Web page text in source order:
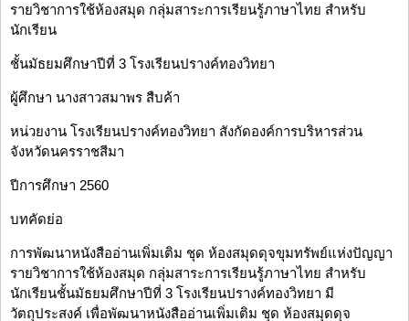
รายวิชาการใช้ห้องสมุด กลุ่มสาระการเรียนรู้ภาษาไทย สำหรับ
นักเรียน
ชั้นมัธยมศึกษาปีที่ 3 โรงเรียนปรางค์ทองวิทยา
ผู้ศึกษา นางสาวสมาพร สืบค้า
หน่วยงาน โรงเรียนปรางค์ทองวิทยา สังกัดองค์การบริหารส่วน
จังหวัดนครราชสีมา
ปีการศึกษา 2560
บทคัดย่อ
การพัฒนาหนังสืออ่านเพิ่มเติม ชุด ห้องสมุดดุจขุมทรัพย์แห่งปัญญา
รายวิชาการใช้ห้องสมุด กลุ่มสาระการเรียนรู้ภาษาไทย สำหรับ
นักเรียนชั้นมัธยมศึกษาปีที่ 3 โรงเรียนปรางค์ทองวิทยา มี
วัตถุประสงค์ เพื่อพัฒนาหนังสืออ่านเพิ่มเติม ชุด ห้องสมุดดุจ